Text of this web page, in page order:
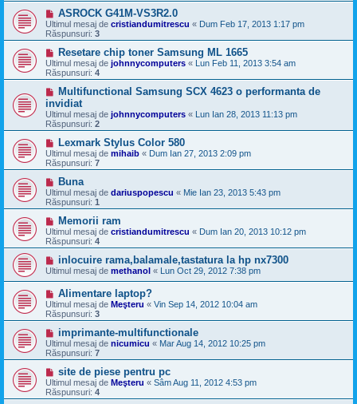
ASROCK G41M-VS3R2.0
Ultimul mesaj de cristiandumitrescu « Dum Feb 17, 2013 1:17 pm
Răspunsuri: 3
Resetare chip toner Samsung ML 1665
Ultimul mesaj de johnnycomputers « Lun Feb 11, 2013 3:54 am
Răspunsuri: 4
Multifunctional Samsung SCX 4623 o performanta de
invidiat
Ultimul mesaj de johnnycomputers « Lun Ian 28, 2013 11:13 pm
Răspunsuri: 2
Lexmark Stylus Color 580
Ultimul mesaj de mihaib « Dum Ian 27, 2013 2:09 pm
Răspunsuri: 7
Buna
Ultimul mesaj de dariuspopescu « Mie Ian 23, 2013 5:43 pm
Răspunsuri: 1
Memorii ram
Ultimul mesaj de cristiandumitrescu « Dum Ian 20, 2013 10:12 pm
Răspunsuri: 4
inlocuire rama,balamale,tastatura la hp nx7300
Ultimul mesaj de methanol « Lun Oct 29, 2012 7:38 pm
Alimentare laptop?
Ultimul mesaj de Meşteru « Vin Sep 14, 2012 10:04 am
Răspunsuri: 3
imprimante-multifunctionale
Ultimul mesaj de nicumicu « Mar Aug 14, 2012 10:25 pm
Răspunsuri: 7
site de piese pentru pc
Ultimul mesaj de Meşteru « Sâm Aug 11, 2012 4:53 pm
Răspunsuri: 4